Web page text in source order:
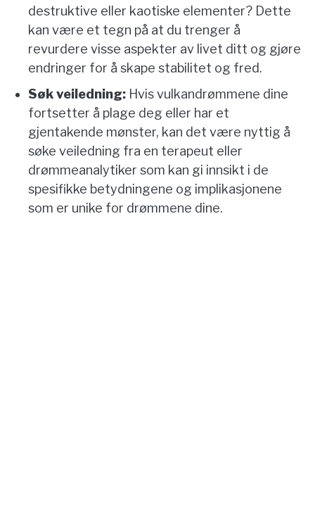
destruktive eller kaotiske elementer? Dette
kan være et tegn på at du trenger å
revurdere visse aspekter av livet ditt og gjøre
endringer for å skape stabilitet og fred.
Søk veiledning: Hvis vulkandrømmene dine
fortsetter å plage deg eller har et
gjentakende mønster, kan det være nyttig å
søke veiledning fra en terapeut eller
drømmeanalytiker som kan gi innsikt i de
spesifikke betydningene og implikasjonene
som er unike for drømmene dine.